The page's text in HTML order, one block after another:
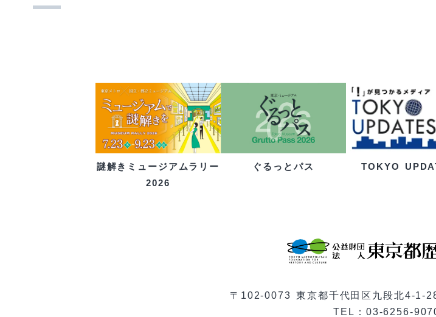
謎解きミュージアムラリー
2026
ぐるっとパス TOKYO
〒102-0073 東京都千代田区九段北4-1-
TEL：03-6256-